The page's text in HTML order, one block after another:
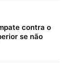
contra o
se não